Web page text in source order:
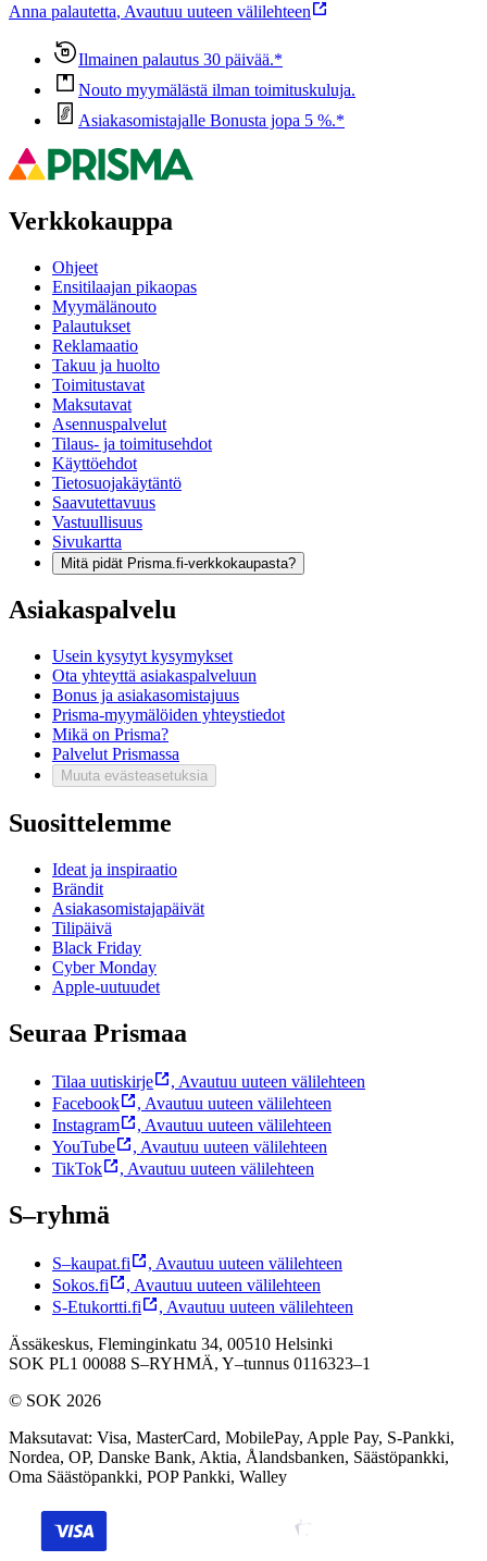
Anna palautetta, Avautuu uuteen välilehteen
Ilmainen palautus 30 päivää.*
Nouto myymälästä ilman toimituskuluja.
Asiakasomistajalle Bonusta jopa 5 %.*
Verkkokauppa
Ohjeet
Ensitilaajan pikaopas
Myymälänouto
Palautukset
Reklamaatio
Takuu ja huolto
Toimitustavat
Maksutavat
Asennuspalvelut
Tilaus- ja toimitusehdot
Käyttöehdot
Tietosuojakäytäntö
Saavutettavuus
Vastuullisuus
Sivukartta
Mitä pidät Prisma.fi-verkkokaupasta?
Asiakaspalvelu
Usein kysytyt kysymykset
Ota yhteyttä asiakaspalveluun
Bonus ja asiakasomistajuus
Prisma-myymälöiden yhteystiedot
Mikä on Prisma?
Palvelut Prismassa
Muuta evästeasetuksia
Suosittelemme
Ideat ja inspiraatio
Brändit
Asiakasomistajapäivät
Tilipäivä
Black Friday
Cyber Monday
Apple-uutuudet
Seuraa Prismaa
Tilaa uutiskirje , Avautuu uuteen välilehteen
Facebook
, Avautuu uuteen välilehteen
Instagram
, Avautuu uuteen välilehteen
YouTube
, Avautuu uuteen välilehteen
TikTok
, Avautuu uuteen välilehteen
S–ryhmä
S–kaupat.fi , Avautuu uuteen välilehteen
Sokos.fi
, Avautuu uuteen välilehteen
S-Etukortti.fi
, Avautuu uuteen välilehteen
Ässäkeskus, Fleminginkatu 34, 00510 Helsinki
SOK PL1 00088 S–RYHMÄ, Y–tunnus 0116323–1
© SOK 2026
Maksutavat: Visa, MasterCard, MobilePay, Apple Pay, S-Pankki,
Nordea, OP, Danske Bank, Aktia, Ålandsbanken, Säästöpankki,
Oma Säästöpankki, POP Pankki, Walley